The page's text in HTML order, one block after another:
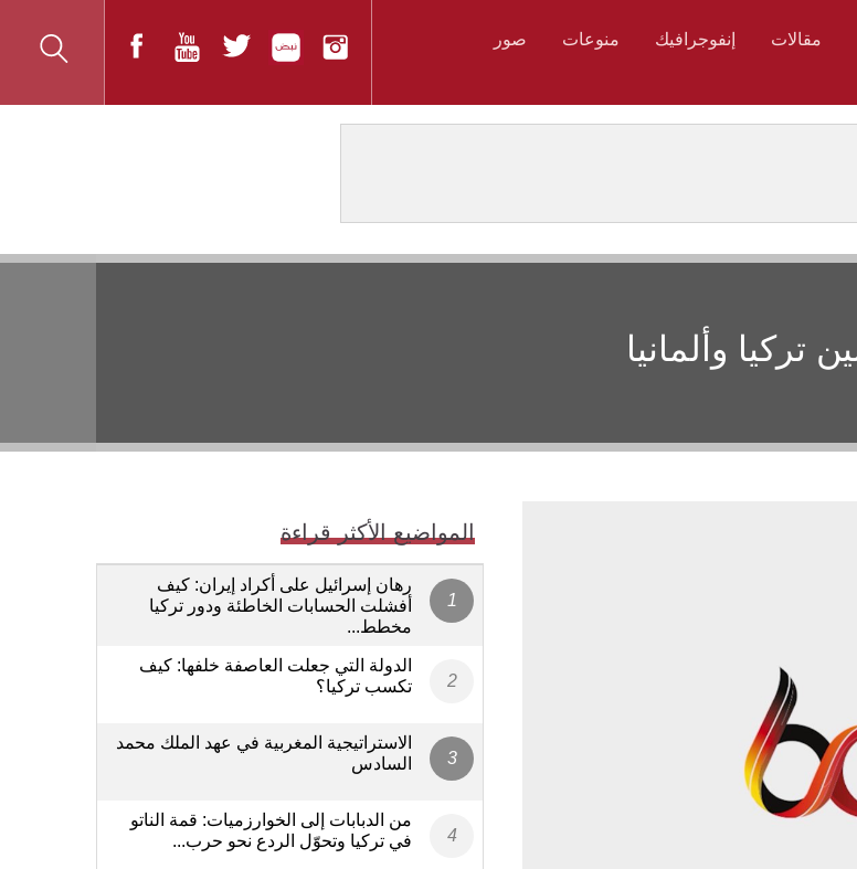
مقالات إنفوجرافيك منوعات صور
المواضيع الأكثر قراءة
رهان إسرائيل على أكراد إيران: كيف
أفشلت الحسابات الخاطئة ودور تركيا
مخطط...
الدولة التي جعلت العاصفة خلفها: كيف
تكسب تركيا؟
الاستراتيجية المغربية في عهد الملك محمد
السادس
من الدبابات إلى الخوارزميات: قمة الناتو
في تركيا وتحوّل الردع نحو حرب...